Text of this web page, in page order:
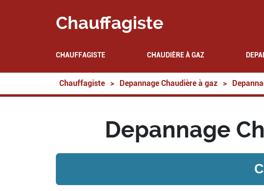
Chauffagiste
CHAUFFAGISTE CHAUDIÈRE À GAZ
Chauffagiste > Depannage Chaudière à gaz >
Depannage